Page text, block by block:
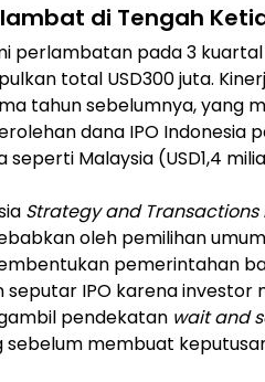
di Tengah
perlambatan pada 3
total USD300 juta.
tahun sebelumnya, yang
dana IPO Indonesia
Malaysia (USD1,4
Strategy and Transactions
oleh pemilihan
pemerintahan
seputar IPO karena
pendekatan wait and
membuat